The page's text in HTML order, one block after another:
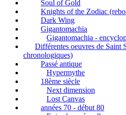
Soul of Gold
Knights of the Zodiac
Dark Wing
Gigantomachia
Gigantomachia -
Différentes oeuvres de Saint
chronologiques)
Passé antique
Hypermythe
18ème siècle
Next dimension
Lost Canvas
années 70 - début 80